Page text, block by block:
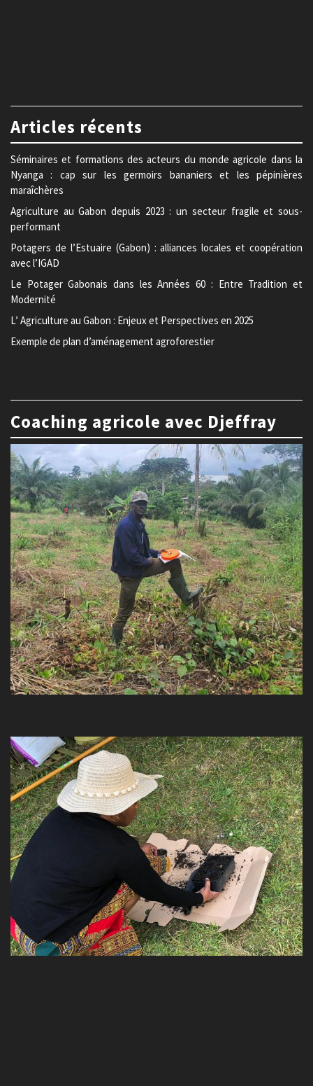
Articles récents
Séminaires et formations des acteurs du monde agricole dans la
Nyanga : cap sur les germoirs bananiers et les pépinières
maraîchères
Agriculture au Gabon depuis 2023 : un secteur fragile et sous-
performant
Potagers de l’Estuaire (Gabon) : alliances locales et coopération
avec l’IGAD
Le Potager Gabonais dans les Années 60 : Entre Tradition et
Modernité
L’ Agriculture au Gabon : Enjeux et Perspectives en 2025
Exemple de plan d’aménagement agroforestier
Coaching agricole avec Djeffray